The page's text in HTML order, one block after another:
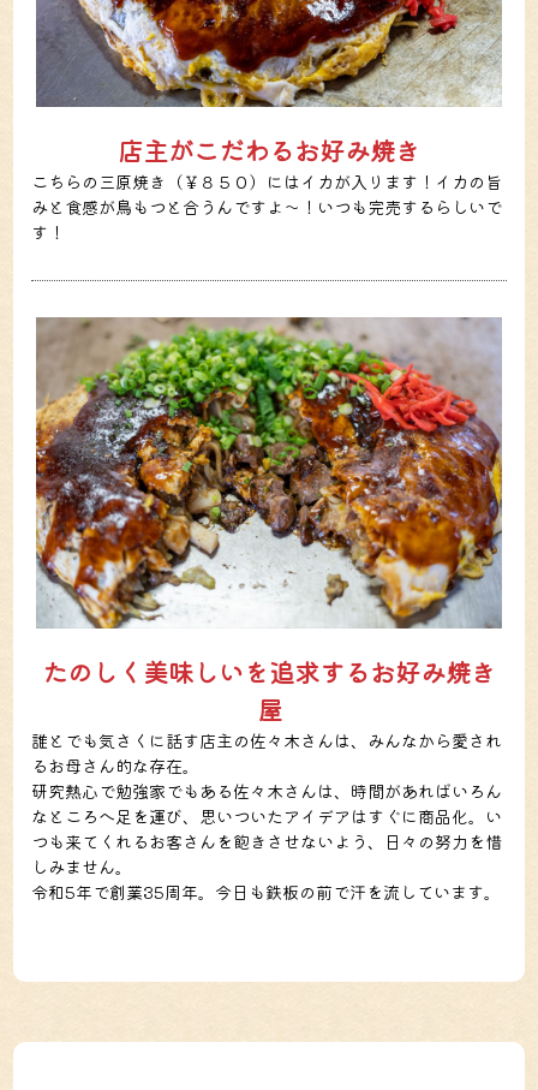
店主がこだわるお好み焼き
こちらの三原焼き（￥８５０）にはイカが入ります！イカの旨
みと食感が鳥もつと合うんですよ～！いつも完売するらしいで
す！
たのしく美味しいを追求するお好み焼き
屋
誰とでも気さくに話す店主の佐々木さんは、みんなから愛され
るお母さん的な存在。
研究熱心で勉強家でもある佐々木さんは、時間があればいろん
なところへ足を運び、思いついたアイデアはすぐに商品化。い
つも来てくれるお客さんを飽きさせないよう、日々の努力を惜
しみません。
令和5年で創業35周年。今日も鉄板の前で汗を流しています。